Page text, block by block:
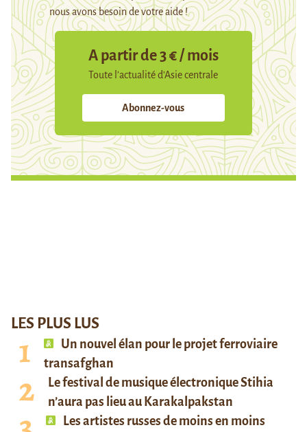
nous avons besoin de votre aide !
A partir de 3 € / mois
Toute l’actualité d’Asie centrale
Abonnez-vous
LES PLUS LUS
Un nouvel élan pour le projet ferroviaire
transafghan
Le festival de musique électronique Stihia
n’aura pas lieu au Karakalpakstan
Les artistes russes de moins en moins